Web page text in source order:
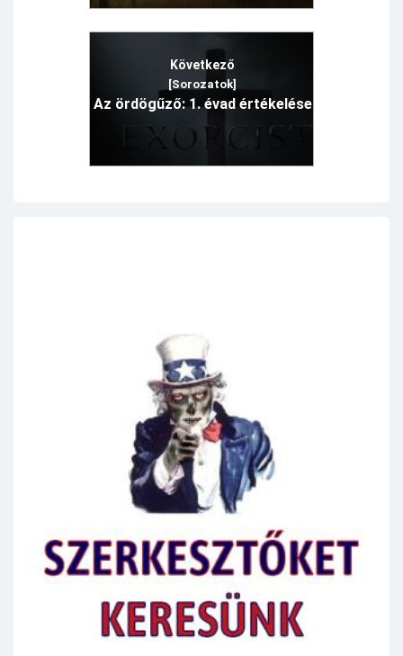
Következő
[Sorozatok]
Az ördögűző: 1. évad értékelése